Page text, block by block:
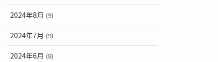
2024年8月 (9)
2024年7月 (9)
2024年6月 (8)